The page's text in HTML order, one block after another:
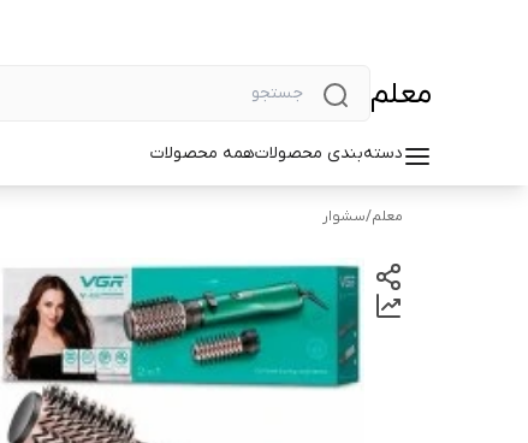
معلم
دسته‌بندی محصولاتهمه محصولات
معلم/سشوار